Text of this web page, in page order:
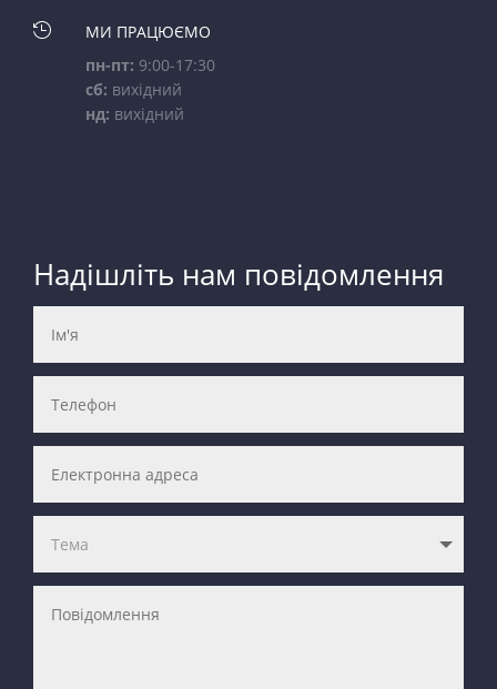

МИ ПРАЦЮЄМО
пн-пт: 9:00-17:30
сб: вихідний
нд: вихідний
Надішліть нам повідомлення